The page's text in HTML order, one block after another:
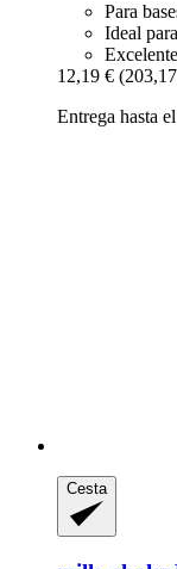
Para
Ideal
12,19 €
Entrega hasta
Cesta